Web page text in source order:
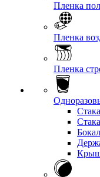
Пленка
Пленка
Пленка